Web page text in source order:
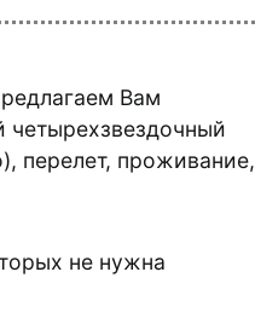
Вам
четырехзвездочный
перелет, проживание,
не нужна